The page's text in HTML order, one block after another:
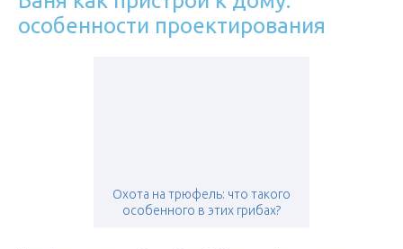
особенности проектирования
Охота на трюфель: что такого
особенного в этих грибах?